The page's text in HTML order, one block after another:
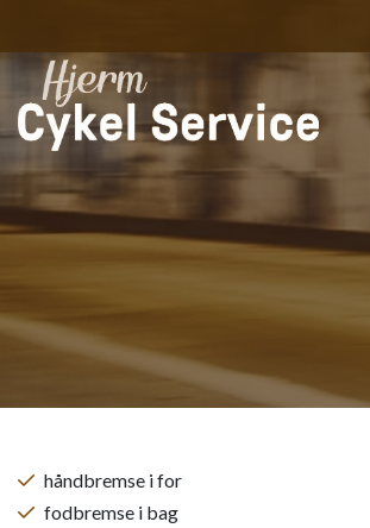
hovedindhold
håndbremse i for
fodbremse i bag